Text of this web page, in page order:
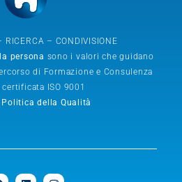
RICERCA – CONDIVISIONE
persona sono i valori che guidano
di Formazione e Consulenza
ISO 9001
Politica della Qualità